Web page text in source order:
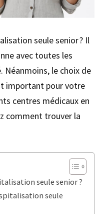
seule senior ? Il
avec toutes les
Néanmoins, le choix de
important pour votre
centres médicaux en
comment trouver la
seule senior ?
seule